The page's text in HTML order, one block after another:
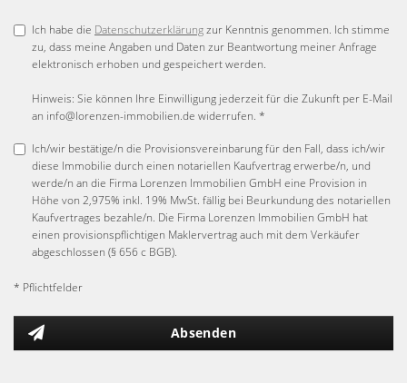
Ich habe die Datenschutzerklärungzur Kenntnis genommen. Ich stimme
zu, dass meine Angaben und Daten zur Beantwortung meiner Anfrage
elektronisch erhoben und gespeichert werden.
Hinweis: Sie können Ihre Einwilligung jederzeit für die Zukunft per E-Mail
an info@lorenzen-immobilien.de widerrufen. *
Ich/wir bestätige/n die Provisionsvereinbarung für den Fall, dass ich/wir
diese Immobilie durch einen notariellen Kaufvertrag erwerbe/n, und
werde/n an die Firma Lorenzen Immobilien GmbH eine Provision in
Höhe von 2,975% inkl. 19% MwSt. fällig bei Beurkundung des notariellen
Kaufvertrages bezahle/n. Die Firma Lorenzen Immobilien GmbH hat
einen provisionspflichtigen Maklervertrag auch mit dem Verkäufer
abgeschlossen (§ 656 c BGB).
* Pflichtfelder
Absenden